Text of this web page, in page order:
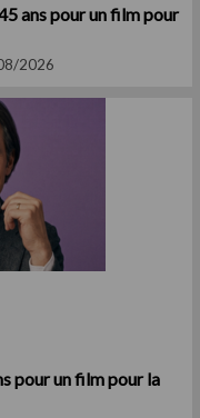
ans pour un film pour
2026
pour un film pour la